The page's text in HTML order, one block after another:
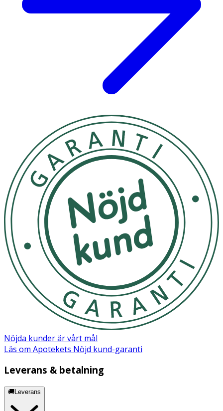
Nöjda kunder är vårt mål
Läs om Apotekets Nöjd kund-garanti
Leverans & betalning
🚚Leverans